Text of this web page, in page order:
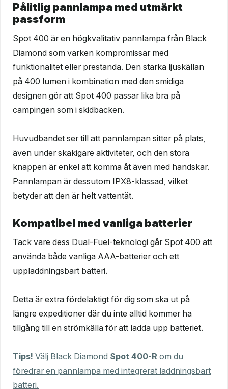
Pålitlig pannlampa med utmärkt
passform
Spot 400 är en högkvalitativ pannlampa från Black
Diamond som varken kompromissar med
funktionalitet eller prestanda. Den starka ljuskällan
på 400 lumen i kombination med den smidiga
designen gör att Spot 400 passar lika bra på
campingen som i skidbacken.
Huvudbandet ser till att pannlampan sitter på plats,
även under skakigare aktiviteter, och den stora
knappen är enkel att komma åt även med handskar.
Pannlampan är dessutom IPX8-klassad, vilket
betyder att den är helt vattentät.
Kompatibel med vanliga batterier
Tack vare dess Dual-Fuel-teknologi går Spot 400 att
använda både vanliga AAA-batterier och ett
uppladdningsbart batteri.
Detta är extra fördelaktigt för dig som ska ut på
längre expeditioner där du inte alltid kommer ha
tillgång till en strömkälla för att ladda upp batteriet.
Tips! Välj Black Diamond Spot 400-R om du
föredrar en pannlampa med integrerat laddningsbart
batteri.